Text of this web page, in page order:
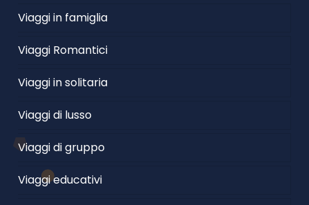
Viaggi in famiglia
Viaggi Romantici
Viaggi in solitaria
Viaggi di lusso
Viaggi di gruppo
Viaggi educativi